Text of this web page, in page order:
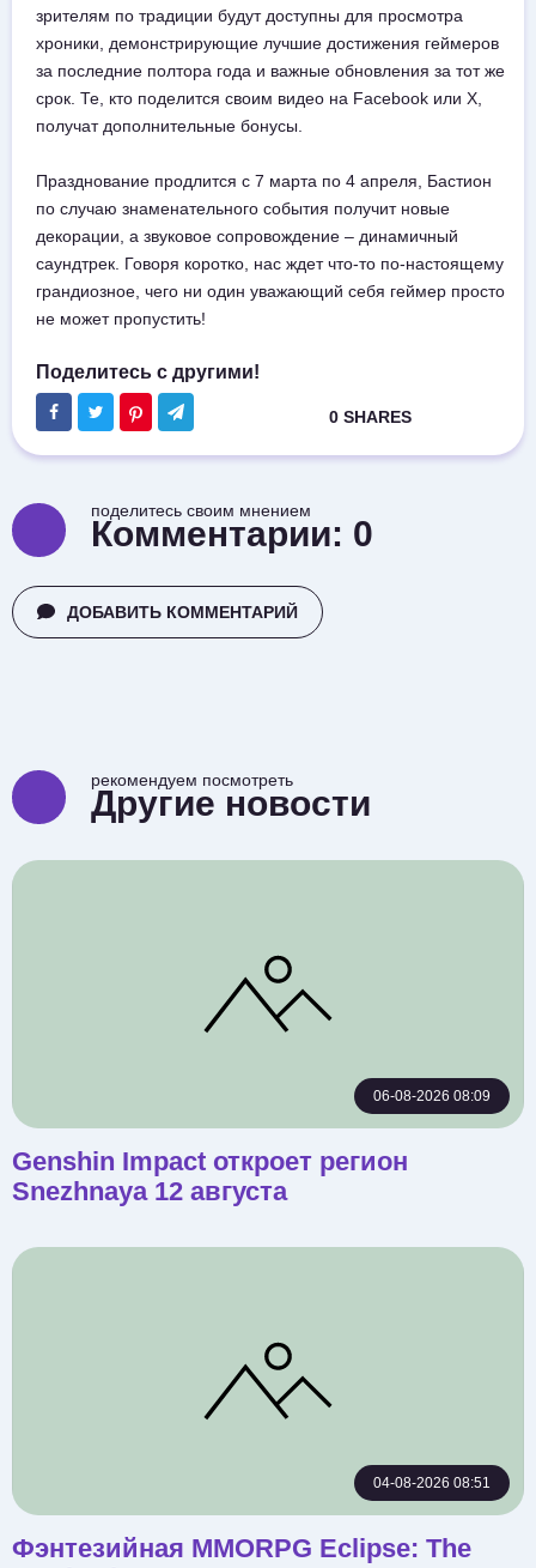
зрителям по традиции будут доступны для просмотра
хроники, демонстрирующие лучшие достижения геймеров
за последние полтора года и важные обновления за тот же
срок. Те, кто поделится своим видео на Facebook или X,
получат дополнительные бонусы.
Празднование продлится с 7 марта по 4 апреля, Бастион
по случаю знаменательного события получит новые
декорации, а звуковое сопровождение – динамичный
саундтрек. Говоря коротко, нас ждет что-то по-настоящему
грандиозное, чего ни один уважающий себя геймер просто
не может пропустить!
поделитесь своим мнением
Комментарии: 0
ДОБАВИТЬ КОММЕНТАРИЙ
рекомендуем посмотреть
Другие новости
06-08-2026 08:09
Genshin Impact откроет регион
Snezhnaya 12 августа
04-08-2026 08:51
Фэнтезийная MMORPG Eclipse: The